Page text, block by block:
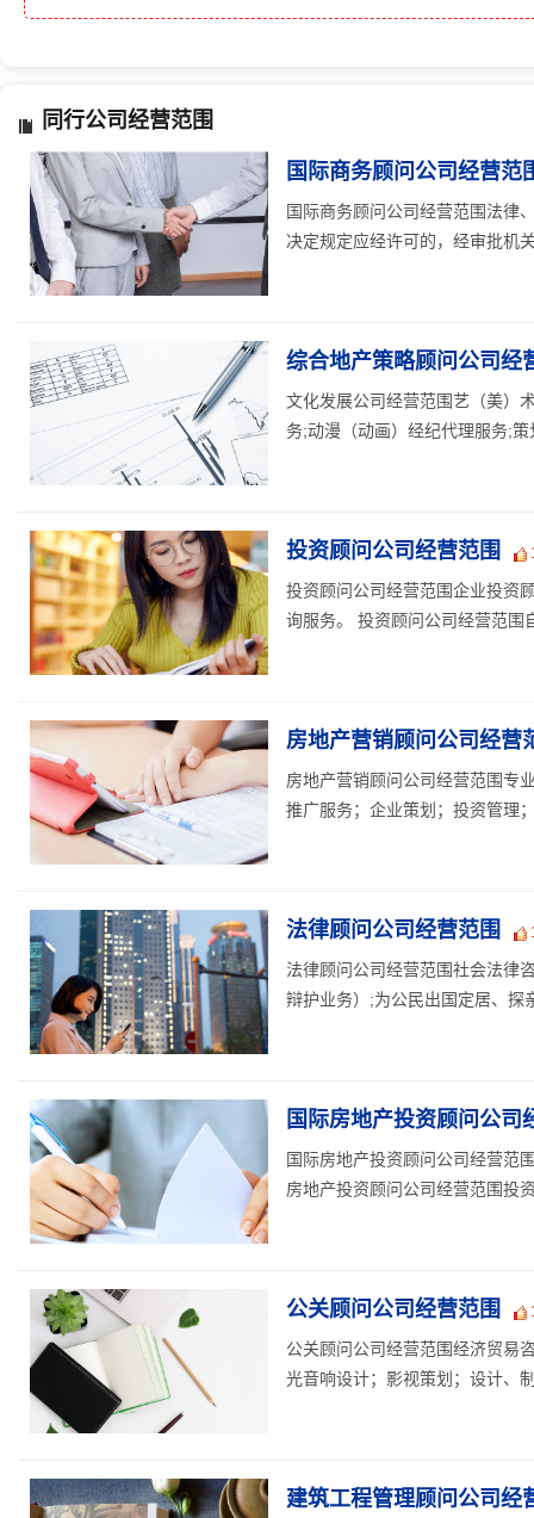
同行公司经营范围
国际商务顾问公司经营范
国际商务顾问公司经营范围法律
决定规定应经许可的，经审批机
综合地产策略顾问公司经
文化发展公司经营范围艺（美）
务;动漫（动画）经纪代理服务;
投资顾问公司经营范围
投资顾问公司经营范围企业投资
询服务。 投资顾问公司经营范围
房地产营销顾问公司经营
房地产营销顾问公司经营范围专
推广服务；企业策划；投资管理
法律顾问公司经营范围
法律顾问公司经营范围社会法律
辩护业务）;为公民出国定居、探
国际房地产投资顾问公司
国际房地产投资顾问公司经营范
房地产投资顾问公司经营范围投
公关顾问公司经营范围
公关顾问公司经营范围经济贸易
光音响设计；影视策划；设计、
建筑工程管理顾问公司经